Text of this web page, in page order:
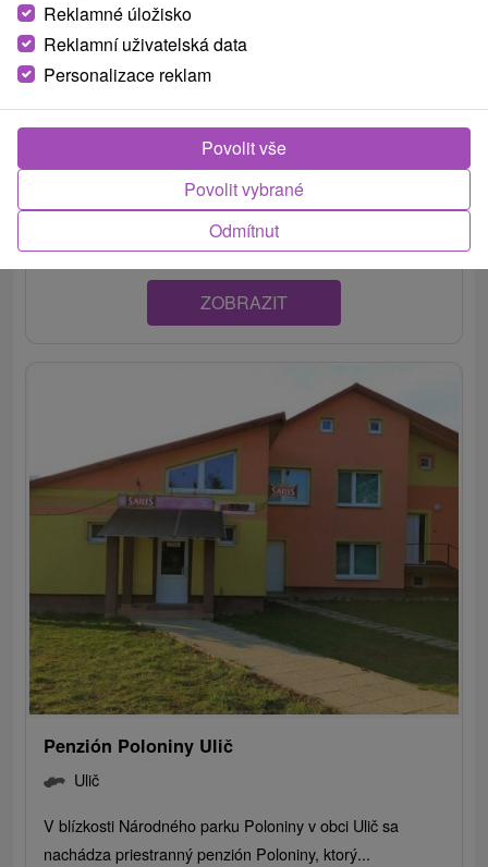
Hafičová chyža Ulič
Útulné ubytovanie v centre obce Ulič ponúka pohodlne a
komfortne vybavené izby so sociálnymi zariadeniami a...
ZOBRAZIT
Penzión Poloniny Ulič
Ulič
V blízkosti Národného parku Poloniny v obci Ulič sa
nachádza priestranný penzión Poloniny, ktorý...
Reklamné úložisko
Reklamní uživatelská data
Personalizace reklam
Odmítnut
Povolit vybrané
Povolit vše